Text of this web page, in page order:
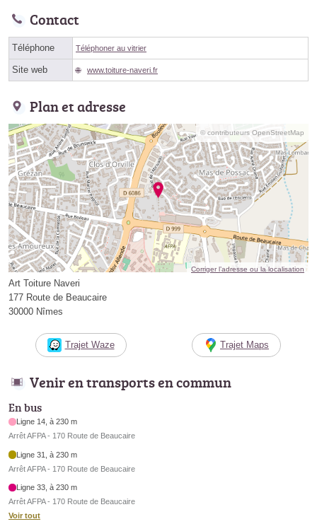
Contact
Téléphone Téléphoner au vitrier
Site web www.toiture-naveri.fr
Plan et adresse
© contributeurs OpenStreetMap
Corriger l’adresse ou la localisation
Art Toiture Naveri
177 Route de Beaucaire
30000 Nîmes
Trajet Waze Trajet Maps
Venir en transports en commun
En bus
Ligne 14, à 230 m
Arrêt AFPA - 170 Route de Beaucaire
Ligne 31, à 230 m
Arrêt AFPA - 170 Route de Beaucaire
Ligne 33, à 230 m
Arrêt AFPA - 170 Route de Beaucaire
Voir tout